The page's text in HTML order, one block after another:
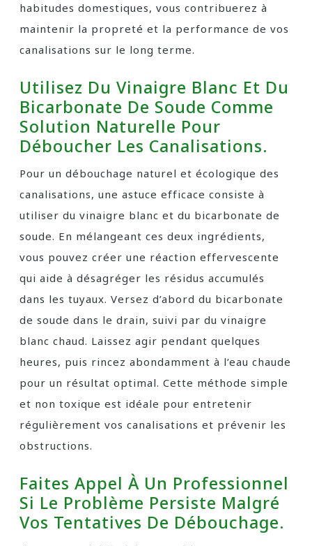
habitudes domestiques, vous contribuerez à
maintenir la propreté et la performance de vos
canalisations sur le long terme.
Utilisez Du Vinaigre Blanc Et Du
Bicarbonate De Soude Comme
Solution Naturelle Pour
Déboucher Les Canalisations.
Pour un débouchage naturel et écologique des
canalisations, une astuce efficace consiste à
utiliser du vinaigre blanc et du bicarbonate de
soude. En mélangeant ces deux ingrédients,
vous pouvez créer une réaction effervescente
qui aide à désagréger les résidus accumulés
dans les tuyaux. Versez d’abord du bicarbonate
de soude dans le drain, suivi par du vinaigre
blanc chaud. Laissez agir pendant quelques
heures, puis rincez abondamment à l’eau chaude
pour un résultat optimal. Cette méthode simple
et non toxique est idéale pour entretenir
régulièrement vos canalisations et prévenir les
obstructions.
Faites Appel À Un Professionnel
Si Le Problème Persiste Malgré
Vos Tentatives De Débouchage.